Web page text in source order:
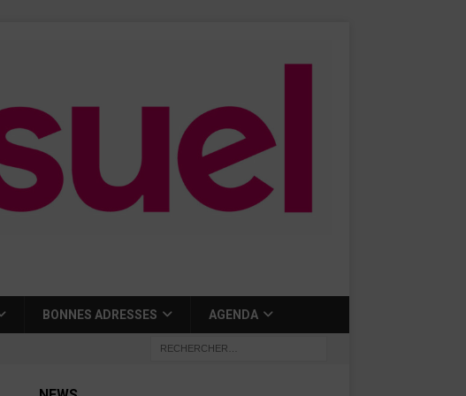
BONNES ADRESSES AGENDA